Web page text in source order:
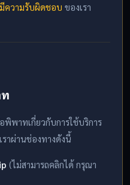
ความรับผิดชอบ ของเรา
พิพาทเกี่ยวกับการใช้บริการ
าผ่านช่องทางดังนี้
(ไม่สามารถคลิกได้ กรุณา